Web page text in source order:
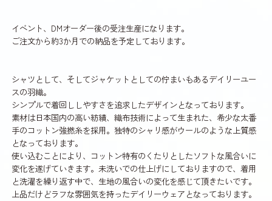
イベント、DMオーダー後の受注生産になります。
ご注文から約3か月での納品を予定しております。
シャツとして、そしてジャケットとしての佇まいもあるデイリーユー
スの羽織。
シンプルで着回ししやすさを追求したデザインとなっております。
素材は日本国内の高い紡績、織布技術によって生まれた、希少な太番
手のコットン強撚糸を採用。独特のシャリ感がウールのような上質感
となっております。
使い込むことにより、コットン特有のくたりとしたソフトな風合いに
変化を遂げていきます。未洗いでの仕上げにしておりますので、着用
と洗濯を繰り返す中で、生地の風合いの変化を感じて頂きたいです。
上品だけどラフな雰囲気を持ったデイリーウェアとなっております。